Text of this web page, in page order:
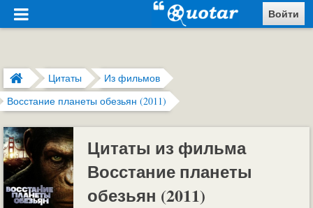
Войти
Цитаты
Из фильмов
Восстание планеты обезьян (2011)
Цитаты из фильма
Восстание планеты
обезьян (2011)